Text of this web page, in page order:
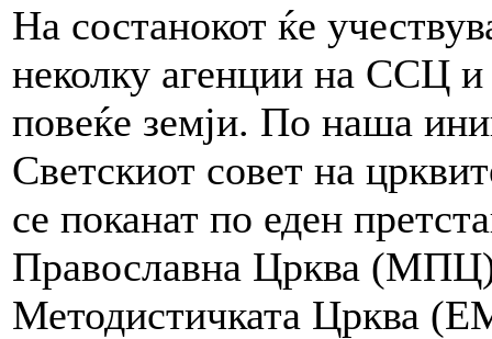
На состанокот ќе
неколку агенции на ССЦ
повеќе земји. По наша
Светскиот совет на
се поканат по еден
Православна Црква (МПЦ)
Методистичката Црква